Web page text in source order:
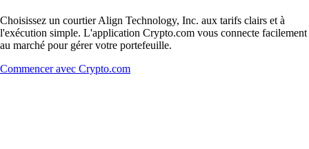
Choisissez un courtier Align Technology, Inc. aux tarifs clairs et à
l'exécution simple. L'application Crypto.com vous connecte facilement
au marché pour gérer votre portefeuille.
Commencer avec Crypto.com